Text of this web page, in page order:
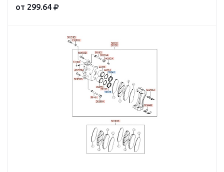
от 299.64